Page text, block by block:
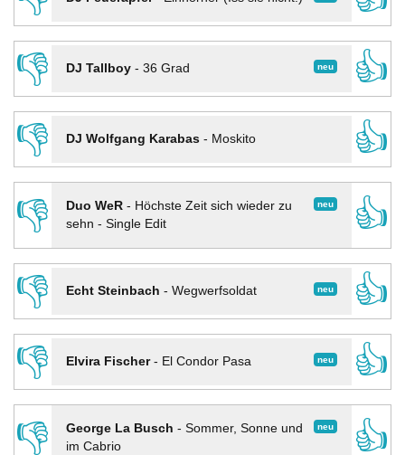
👎
neu
DJ Tallboy- 36 Grad
👍
👎
DJ Wolfgang Karabas- Moskito
👍
👎
neu
Duo WeR- Höchste Zeit sich wieder zu
sehn - Single Edit
👍
👎
neu
Echt Steinbach - Wegwerfsoldat
👍
👎
neu
Elvira Fischer- El Condor Pasa
👍
👎
neu
George La Busch - Sommer, Sonne und
im Cabrio
👍